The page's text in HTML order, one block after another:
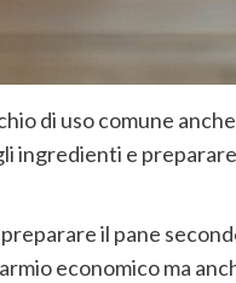
di uso comune
ingredienti e
il pane
economico ma